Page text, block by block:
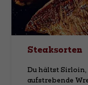
Steaksorten
Du hältst Sirloin,
aufstrebende